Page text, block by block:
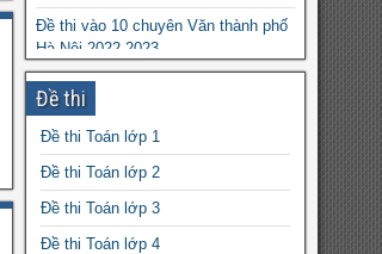
Đề thi vào 10 chuyên Văn thành phố
Hà Nội 2022-2023
Giáo án Sinh học 6 powerpoint
Đề cương ôn tập học kì 1 môn Địa lý
lớp 6 file word
Giáo án Tin học 7 powerpoint
Bộ đề ôn thi vào lớp 10 chuyên Anh
file word
Đề thi
Đề thi Toán lớp 1
Đề thi Toán lớp 2
Đề thi Toán lớp 3
Đề thi Toán lớp 4